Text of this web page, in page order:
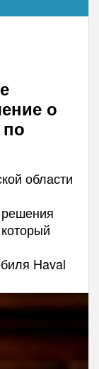
о
области
Haval